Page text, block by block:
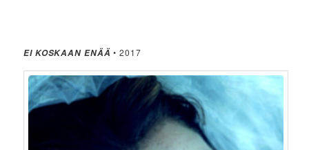
EI KOSKAAN ENÄÄ • 2017